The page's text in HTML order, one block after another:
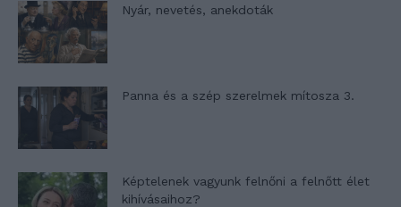
Nyár, nevetés, anekdoták
Panna és a szép szerelmek mítosza 3.
Képtelenek vagyunk felnőni a felnőtt élet
kihívásaihoz?